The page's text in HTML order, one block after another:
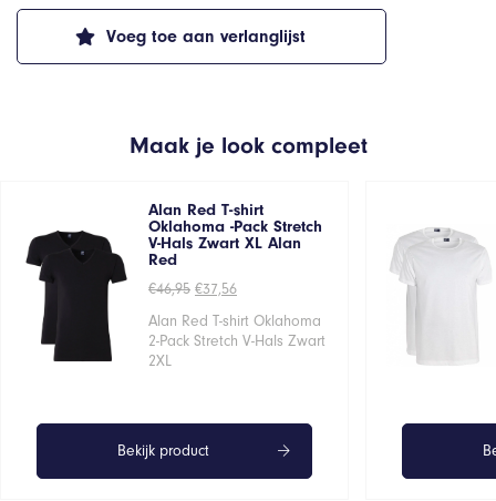
Voeg toe aan verlanglijst
Maak je look compleet
Alan Red T-shirt
Oklahoma -Pack Stretch
V-Hals Zwart XL Alan
Red
€46,95 Oorspronkelijke
was:
€46,95.
€37,56Huidige
is:
€37,56.
Alan Red T-shirt Oklahoma
2-Pack Stretch V-Hals Zwart
2XL
Bekijk product